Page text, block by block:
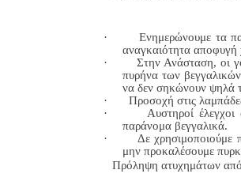
·
Ενημερώνουμε τα
αναγκαιότητα αποφυγή
·
Στην Ανάσταση, οι
πυρήνα των
να δεν σηκώνουν ψηλά
·
Προσοχή στις
·
Αυστηροί
παράνομα βεγγαλικά.
·
Δε χρησιμοποιούμε
μην προκαλέσουμε
Πρόληψη ατυχημάτων